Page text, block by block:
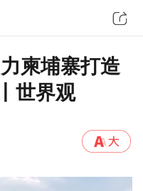
柬埔寨打造
世界观